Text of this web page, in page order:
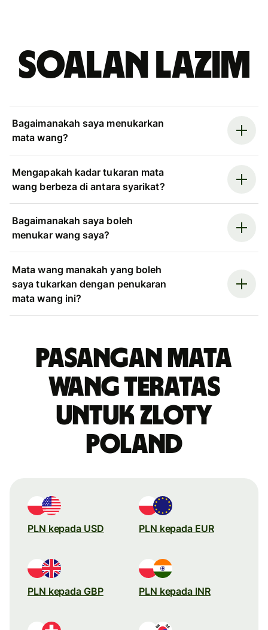
Soalan Lazim
Bagaimanakah saya menukarkan
mata wang?
Mengapakah kadar tukaran mata
wang berbeza di antara syarikat?
Bagaimanakah saya boleh
menukar wang saya?
Mata wang manakah yang boleh
saya tukarkan dengan penukaran
mata wang ini?
Pasangan mata
wang teratas
untuk zloty
Poland
PLN kepada USD PLN kepada EUR
PLN kepada GBP PLN kepada INR